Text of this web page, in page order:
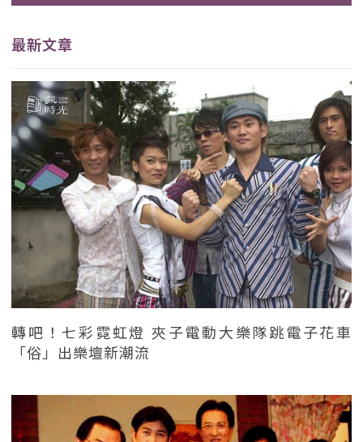
最新文章
轉吧！七彩霓虹燈 夾子電動大樂隊跳電子花車
「俗」出樂壇新潮流